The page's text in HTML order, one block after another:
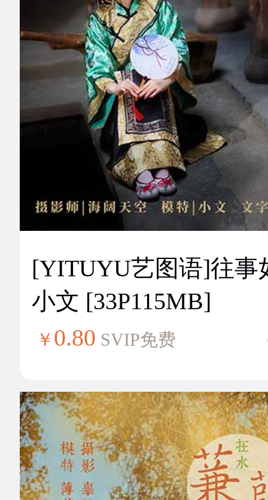
[YITUYU艺图语]往事
小文 [33P115MB]
￥ 0.80 SVIP免费